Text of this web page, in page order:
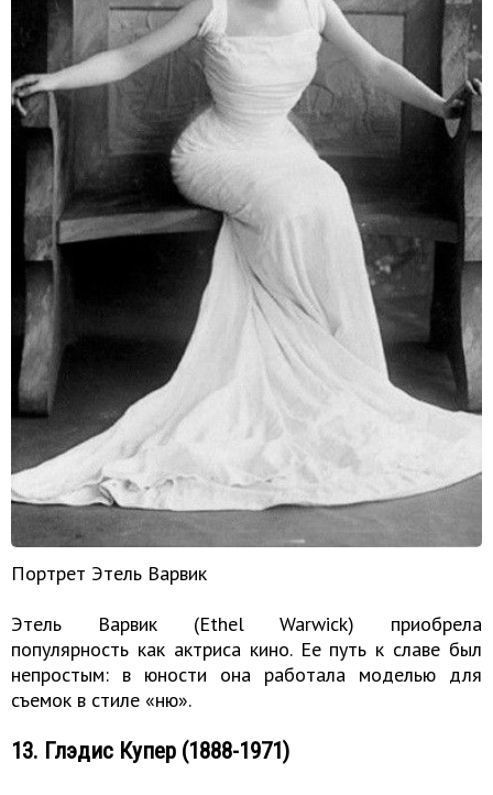
Портрет Этель Варвик
Этель Варвик (Ethel Warwick) приобрела
популярность как актриса кино. Ее путь к славе был
непростым: в юности она работала моделью для
съемок в стиле «ню».
13. Глэдис Купер (1888-1971)